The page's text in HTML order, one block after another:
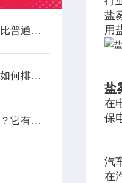
复合盐雾试验箱为什么比普通的盐雾试验箱贵？
盐水喷雾试验箱的用户如何排查漏水点
什么叫复合盐雾试验箱？它有哪些特点？
盐
用
盐
在
保
汽
在